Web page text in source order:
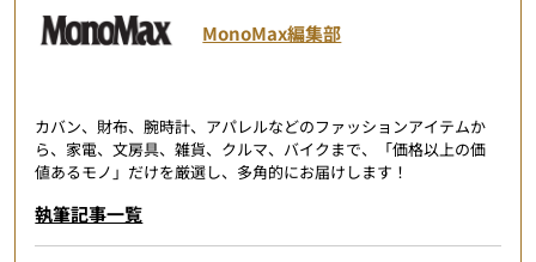
MonoMax編集部
カバン、財布、腕時計、アパレルなどのファッションアイテムか
ら、家電、文房具、雑貨、クルマ、バイクまで、「価格以上の価
値あるモノ」だけを厳選し、多角的にお届けします！
執筆記事一覧